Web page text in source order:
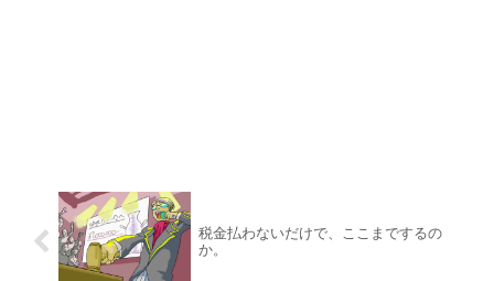
税金払わないだけで、ここまでするの
か。